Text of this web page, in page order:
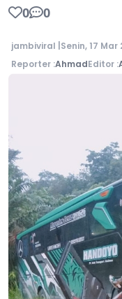
0 0
jambiviral | Senin, 17 Mar
Reporter :AhmadEditor :